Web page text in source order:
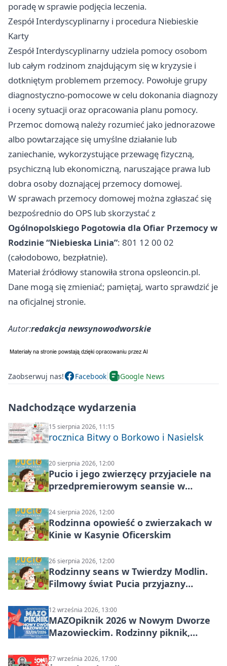
poradę w sprawie podjęcia leczenia.
Zespół Interdyscyplinarny i procedura Niebieskie
Karty
Zespół Interdyscyplinarny udziela pomocy osobom
lub całym rodzinom znajdującym się w kryzysie i
dotkniętym problemem przemocy. Powołuje grupy
diagnostyczno-pomocowe w celu dokonania diagnozy
i oceny sytuacji oraz opracowania planu pomocy.
Przemoc domową należy rozumieć jako jednorazowe
albo powtarzające się umyślne działanie lub
zaniechanie, wykorzystujące przewagę fizyczną,
psychiczną lub ekonomiczną, naruszające prawa lub
dobra osoby doznającej przemocy domowej.
W sprawach przemocy domowej można zgłaszać się
bezpośrednio do OPS lub skorzystać z
Ogólnopolskiego Pogotowia dla Ofiar Przemocy w
Rodzinie “Niebieska Linia”: 801 12 00 02
(całodobowo, bezpłatnie).
Materiał źródłowy stanowiła strona opsleoncin.pl.
Dane mogą się zmieniać; pamiętaj, warto sprawdzić je
na oficjalnej stronie.
Autor:redakcja newsynowodworskie
Zaobserwuj nas! Facebook Google News
Nadchodzące wydarzenia
15 sierpnia 2026, 11:15
rocznica Bitwy o Borkowo i Nasielsk
20 sierpnia 2026, 12:00
Pucio i jego zwierzęcy przyjaciele na
przedpremierowym seansie w
24 sierpnia 2026, 12:00
Rodzinna opowieść o zwierzakach w
Kinie w Kasynie Oficerskim
26 sierpnia 2026, 12:00
Rodzinny seans w Twierdzy Modlin.
Filmowy świat Pucia przyjazny
12 września 2026, 13:00
MAZOpiknik 2026 w Nowym Dworze
Mazowieckim. Rodzinny piknik,
27 września 2026, 17:00